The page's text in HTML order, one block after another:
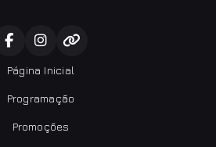
Página Inicial
Programação
Promoções